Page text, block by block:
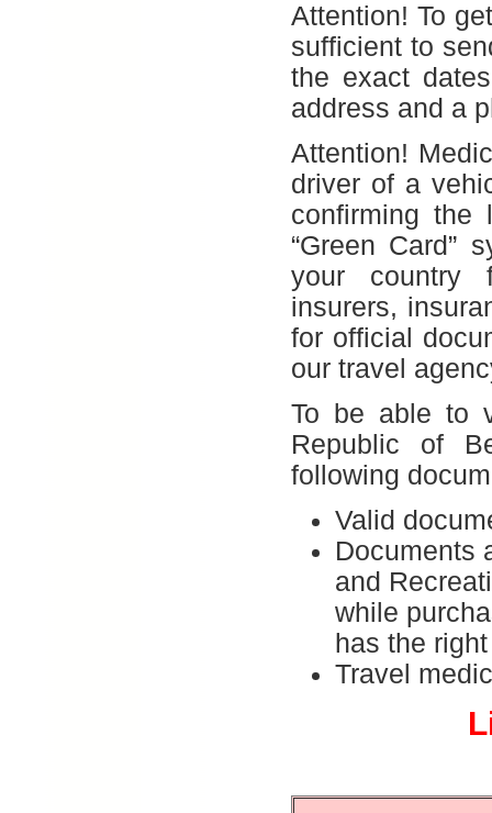
Attention! To
sufficient to
the exact
address and a
Attention!
driver of a
confirming the
“Green Card”
your country
insurers,
for official
our travel
To be able to
Republic of
following
Valid
Documents
and
while
has the
Travel